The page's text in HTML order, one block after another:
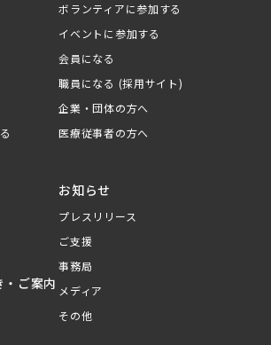
ご案内
ボランティアに参加する
イベントに参加する
会員になる
職員になる (採用サイト)
企業・団体の方へ
医療従事者の方へ
お知らせ
プレスリリース
ご支援
事務局
メディア
その他